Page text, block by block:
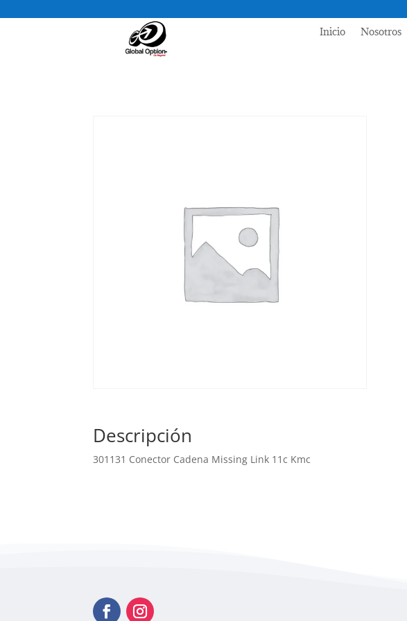
Inicio Nosotros
Descripción
301131 Conector Cadena Missing Link 11c Kmc